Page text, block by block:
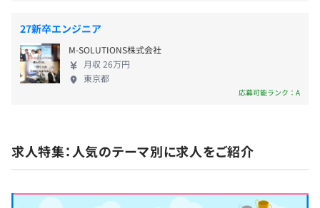
プロジェクトごとに編成人数は異なりますが、リーダー社
無期雇用
6ヶ月（待遇の変更はありません）
学習
＜スキルアップ研修＞
【担当業務やポジションに応じた教育研修を提供】
技術力だけでなく、ビジネススキルも磨くことで社会人と
使った学習が可能】
業務で忙しい社員も、スキマ時間等を使い積極的に学べる
自己啓発支援の有無及びその内容
27新卒エンジニア
M-SOLUTIONS株式会社
月収 26万円
東京都
応募可能ランク：A
求人特集：人気のテーマ別に求人をご紹介